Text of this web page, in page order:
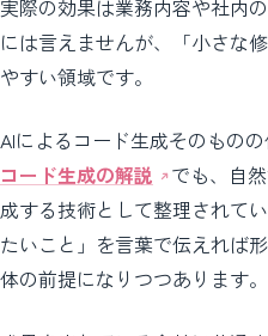
実際の効果は業務内容や社内
には言えませんが、「小さな
やすい領域です。
AIによるコード生成そのものの
コード生成の解説
でも、自
成する技術として整理されて
たいこと」を言葉で伝えれば
体の前提になりつつあります。